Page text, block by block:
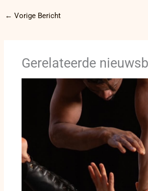
← Vorige Bericht
Gerelateerde